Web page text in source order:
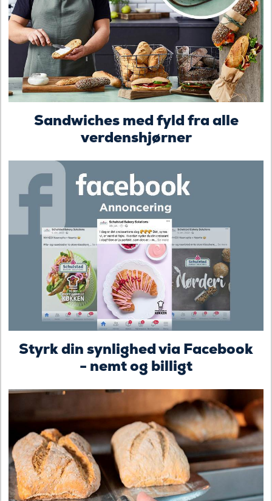
Sandwiches med fyld fra alle
verdenshjørner
Styrk din synlighed via Facebook
- nemt og billigt